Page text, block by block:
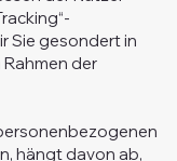
Sie gesondert in
der
hängt davon ab,